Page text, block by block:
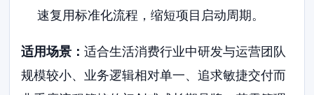
速复用标准化流程，缩短项目启动周期。
适用场景：适合生活消费行业中研发与运营团队
规模较小、业务逻辑相对单一、追求敏捷交付而